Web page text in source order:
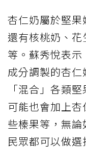
杏仁奶屬於堅
還有核桃奶、
等。蘇秀悅表
成分調製的杏
「混合」各類
可能也會加上
些榛果等，無論
民眾都可以做選